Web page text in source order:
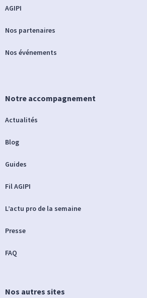
AGIPI
Nos partenaires
Nos événements
Notre accompagnement
Actualités
Blog
Guides
Fil AGIPI
L’actu pro de la semaine
Presse
FAQ
Nos autres sites